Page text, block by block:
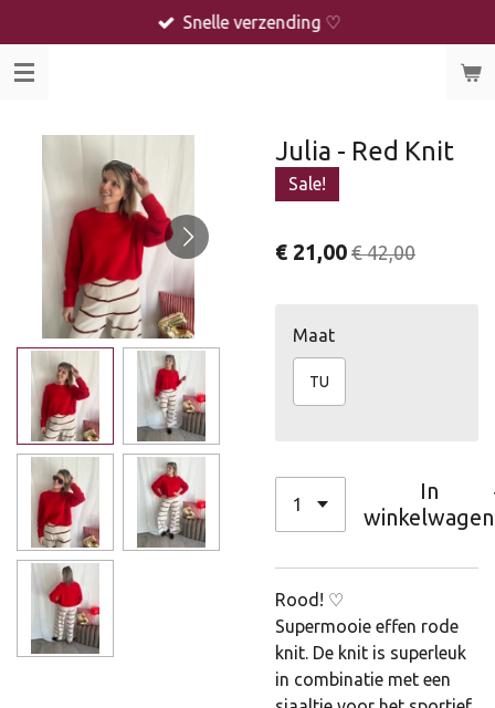
direct
naar
Snelle verzending ♡
Julia - Red Knit
Sale!
€ 21,00 € 42,00
Maat
TU
In
winkelwagen
Rood! ♡
Supermooie effen rode
knit. De knit is superleuk
in combinatie met een